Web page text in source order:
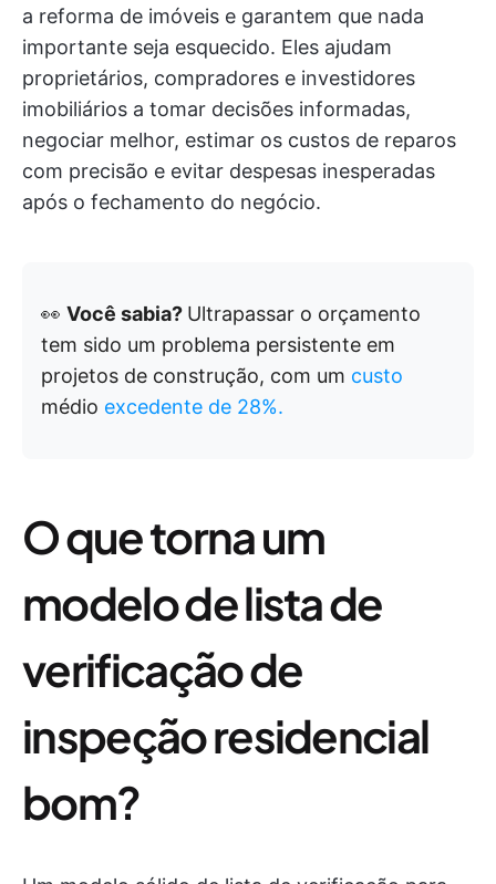
a reforma de imóveis e garantem que nada
importante seja esquecido. Eles ajudam
proprietários, compradores e investidores
imobiliários a tomar decisões informadas,
negociar melhor, estimar os custos de reparos
com precisão e evitar despesas inesperadas
após o fechamento do negócio.
👀 Você sabia? Ultrapassar o orçamento
tem sido um problema persistente em
projetos de construção, com um custo
médio excedente de 28%.
O que torna um
modelo de lista de
verificação de
inspeção residencial
bom?